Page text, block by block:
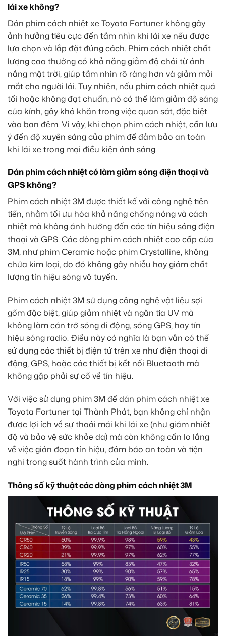
lái xe không?
Dán phim cách nhiệt xe Toyota Fortuner không gây
ảnh hưởng tiêu cực đến tầm nhìn khi lái xe nếu được
lựa chọn và lắp đặt đúng cách. Phim cách nhiệt chất
lượng cao thường có khả năng giảm độ chói từ ánh
nắng mặt trời, giúp tầm nhìn rõ ràng hơn và giảm mỏi
mắt cho người lái. Tuy nhiên, nếu phim cách nhiệt quá
tối hoặc không đạt chuẩn, nó có thể làm giảm độ sáng
của kính, gây khó khăn trong việc quan sát, đặc biệt
vào ban đêm. Vì vậy, khi chọn phim cách nhiệt, cần lưu
ý đến độ xuyên sáng của phim để đảm bảo an toàn
khi lái xe trong mọi điều kiện ánh sáng.
Dán phim cách nhiệt có làm giảm sóng điện thoại và
GPS không?
Phim cách nhiệt 3M được thiết kế với công nghệ tiên
tiến, nhằm tối ưu hóa khả năng chống nóng và cách
nhiệt mà không ảnh hưởng đến các tín hiệu sóng điện
thoại và GPS. Các dòng phim cách nhiệt cao cấp của
3M, như phim Ceramic hoặc phim Crystalline, không
chứa kim loại, do đó không gây nhiễu hay giảm chất
lượng tín hiệu sóng vô tuyến.
Phim cách nhiệt 3M sử dụng công nghệ vật liệu sợi
gốm đặc biệt, giúp giảm nhiệt và ngăn tia UV mà
không làm cản trở sóng di động, sóng GPS, hay tín
hiệu sóng radio. Điều này có nghĩa là bạn vẫn có thể
sử dụng các thiết bị điện tử trên xe như điện thoại di
động, GPS, hoặc các thiết bị kết nối Bluetooth mà
không gặp phải sự cố về tín hiệu.
Với việc sử dụng phim 3M để dán phim cách nhiệt xe
Toyota Fortuner tại Thành Phát, bạn không chỉ nhận
được lợi ích về sự thoải mái khi lái xe (như giảm nhiệt
độ và bảo vệ sức khỏe da) mà còn không cần lo lắng
về việc gián đoạn tín hiệu, đảm bảo an toàn và tiện
nghi trong suốt hành trình của mình.
Thông số kỹ thuật các dòng phim cách nhiệt 3M